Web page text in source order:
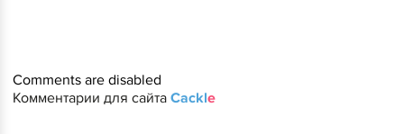
Comments are disabled
Комментарии для сайта Cackle